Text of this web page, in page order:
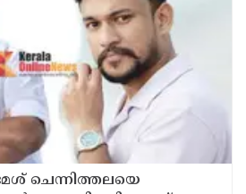
ചെന്നിത്തലയെ